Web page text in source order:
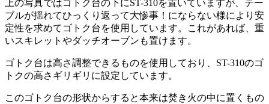
上の写真ではゴトク台の下にST-310を置いていますが、テー
ブルが揺れてひっくり返って大惨事！にならない様により安
定性を求めてゴトク台を使用しています。これがあれば、重
いスキレットやダッチオーブンも置けます。
ゴトク台は高さ調整できるものを使用しており、ST-310のゴ
トクの高さギリギリに設定しています。
このゴトク台の形状からすると本来は焚き火の中に置くもの